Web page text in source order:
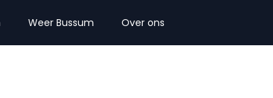
Weer Bussum Over ons